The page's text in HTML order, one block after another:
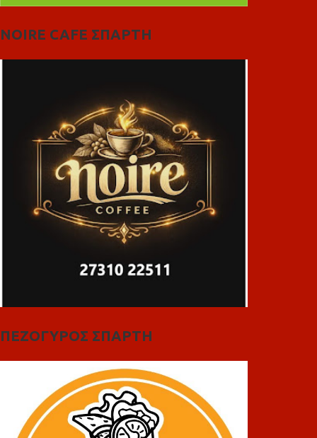
NOIRE CAFE ΣΠΑΡΤΗ
ΠΕΖΟΓΥΡΟΣ ΣΠΑΡΤΗ